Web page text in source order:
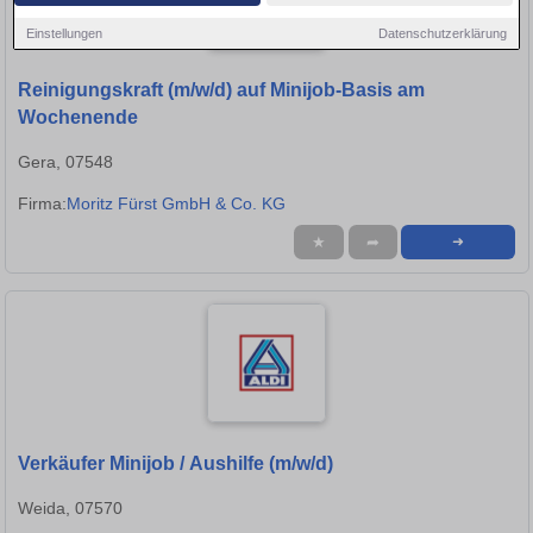
Einstellungen Datenschutzerklärung
Reinigungskraft (m/w/d) auf Minijob-Basis am
Wochenende
Gera, 07548
Firma:Moritz Fürst GmbH & Co. KG
★ ➦ ➜
Verkäufer Minijob / Aushilfe (m/w/d)
Weida, 07570